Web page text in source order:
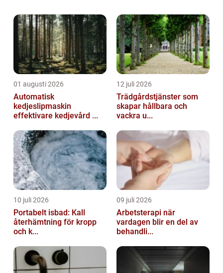
uttjänta. Ett Syllbyte Malmö handlar d...
01 augusti 2026
Automatisk
kedjeslipmaskin
effektivare kedjevård ...
12 juli 2026
Trädgårdstjänster som
skapar hållbara och
vackra u...
10 juli 2026
Portabelt isbad: Kall
återhämtning för kropp
och k...
09 juli 2026
Arbetsterapi när
vardagen blir en del av
behandli...